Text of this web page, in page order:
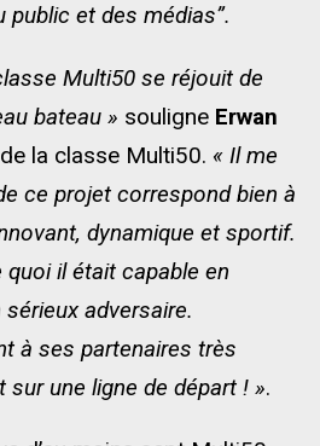
public et des médias”.
Multi50 se réjouit de
bateau » souligne Erwan
la classe Multi50. « Il me
ce projet correspond bien à
dynamique et sportif.
il était capable en
adversaire.
à ses partenaires très
une ligne de départ ! ».